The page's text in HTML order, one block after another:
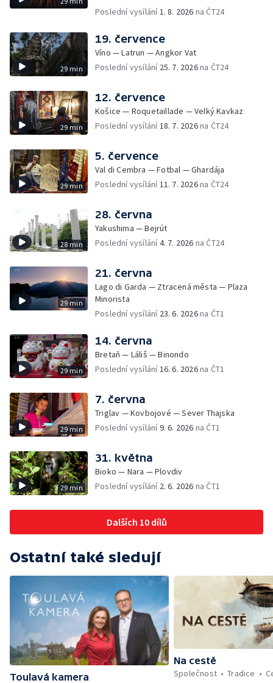
Poslední vysílání1. 8. 2026 na ČT24
29 min
19. července
Víno — Latrun — Angkor Vat
Poslední vysílání 25. 7. 2026na ČT24
29 min
12. července
Košice — Roquetaillade — Velký Kavkaz
Poslední vysílání18. 7. 2026na ČT24
29 min
5. července
Val di Cembra — Fotbal — Ghardája
Poslední vysílání11. 7. 2026na ČT24
28 min
28. června
Yakushima — Bejrút
Poslední vysílání4. 7. 2026 na ČT24
29 min
21. června
Lago di Garda — Ztracená města — Plaza
Minorista
Poslední vysílání 23. 6. 2026na ČT1
29 min
14. června
Bretaň — Láliš — Binondo
Poslední vysílání16. 6. 2026na ČT1
29 min
7. června
Triglav — Kovbojové — Sever Thajska
Poslední vysílání9. 6. 2026 na ČT1
29 min
31. května
Bioko — Nara — Plovdiv
Poslední vysílání 2. 6. 2026 na ČT1
Dalších 10 dílů
Ostatní také sledují
Toulavá kamera
Na cestě
Společnost
Tradice